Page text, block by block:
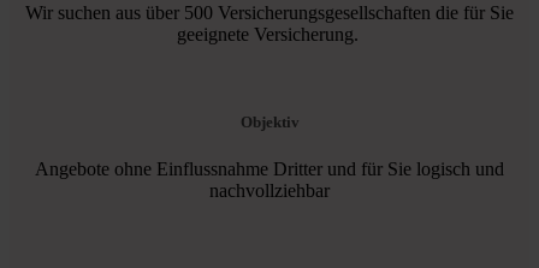
Wir suchen aus über 500 Versicherungsgesellschaften die für Sie
geeignete Versicherung.
Objektiv
Angebote ohne Einflussnahme Dritter und für Sie logisch und
nachvollziehbar